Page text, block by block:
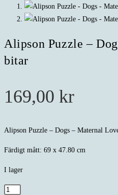
Alipson Puzzle –
bitar
169,00 kr
Alipson Puzzle – Dogs – Maternal
Färdigt mått: 69 x 47.80 cm
I lager
Alipson